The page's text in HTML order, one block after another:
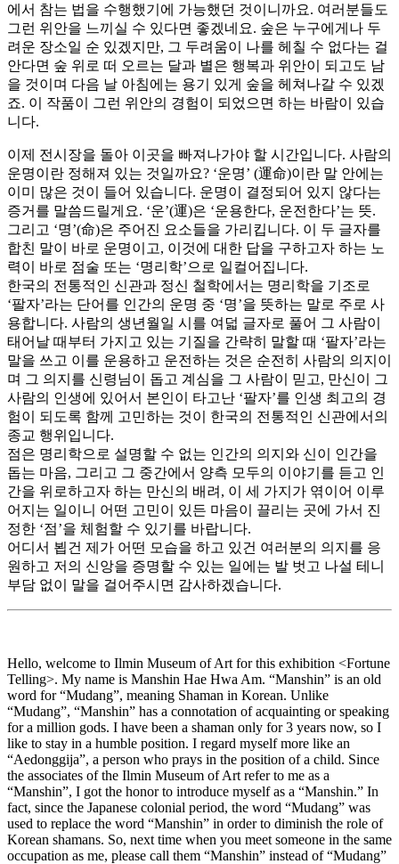
에서 참는 법을 수행했기에 가능했던 것이니까요. 여러분들도
그런 위안을 느끼실 수 있다면 좋겠네요. 숲은 누구에게나 두
려운 장소일 순 있겠지만, 그 두려움이 나를 헤칠 수 없다는 걸
안다면 숲 위로 떠 오르는 달과 별은 행복과 위안이 되고도 남
을 것이며 다음 날 아침에는 용기 있게 숲을 헤쳐나갈 수 있겠
죠. 이 작품이 그런 위안의 경험이 되었으면 하는 바람이 있습
니다.
이제 전시장을 돌아 이곳을 빠져나가야 할 시간입니다. 사람의
운명이란 정해져 있는 것일까요? ‘운명’ (運命)이란 말 안에는
이미 많은 것이 들어 있습니다. 운명이 결정되어 있지 않다는
증거를 말씀드릴게요. ‘운’(運)은 ‘운용한다, 운전한다’는 뜻.
그리고 ‘명’(命)은 주어진 요소들을 가리킵니다. 이 두 글자를
합친 말이 바로 운명이고, 이것에 대한 답을 구하고자 하는 노
력이 바로 점술 또는 ‘명리학’으로 일컬어집니다.
한국의 전통적인 신관과 정신 철학에서는 명리학을 기조로
‘팔자’라는 단어를 인간의 운명 중 ‘명’을 뜻하는 말로 주로 사
용합니다. 사람의 생년월일 시를 여덟 글자로 풀어 그 사람이
태어날 때부터 가지고 있는 기질을 간략히 말할 때 ‘팔자’라는
말을 쓰고 이를 운용하고 운전하는 것은 순전히 사람의 의지이
며 그 의지를 신령님이 돕고 계심을 그 사람이 믿고, 만신이 그
사람의 인생에 있어서 본인이 타고난 ‘팔자’를 인생 최고의 경
험이 되도록 함께 고민하는 것이 한국의 전통적인 신관에서의
종교 행위입니다.
점은 명리학으로 설명할 수 없는 인간의 의지와 신이 인간을
돕는 마음, 그리고 그 중간에서 양측 모두의 이야기를 듣고 인
간을 위로하고자 하는 만신의 배려, 이 세 가지가 엮이어 이루
어지는 일이니 어떤 고민이 있든 마음이 끌리는 곳에 가서 진
정한 ‘점’을 체험할 수 있기를 바랍니다.
어디서 뵙건 제가 어떤 모습을 하고 있건 여러분의 의지를 응
원하고 저의 신앙을 증명할 수 있는 일에는 발 벗고 나설 테니
부담 없이 말을 걸어주시면 감사하겠습니다.
Hello, welcome to Ilmin Museum of Art for this exhibition <Fortune
Telling>. My name is Manshin Hae Hwa Am. “Manshin” is an old
word for “Mudang”, meaning Shaman in Korean. Unlike
“Mudang”, “Manshin” has a connotation of acquainting or speaking
for a million gods. I have been a shaman only for 3 years now, so I
like to stay in a humble position. I regard myself more like an
“Aedonggija”, a person who prays in the position of a child. Since
the associates of the Ilmin Museum of Art refer to me as a
“Manshin”, I got the honor to introduce myself as a “Manshin.” In
fact, since the Japanese colonial period, the word “Mudang” was
used to replace the word “Manshin” in order to diminish the role of
Korean shamans. So, next time when you meet someone in the same
occupation as me, please call them “Manshin” instead of “Mudang”